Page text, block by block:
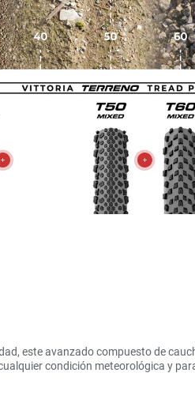
este avanzado compuesto de
condición meteorológica y